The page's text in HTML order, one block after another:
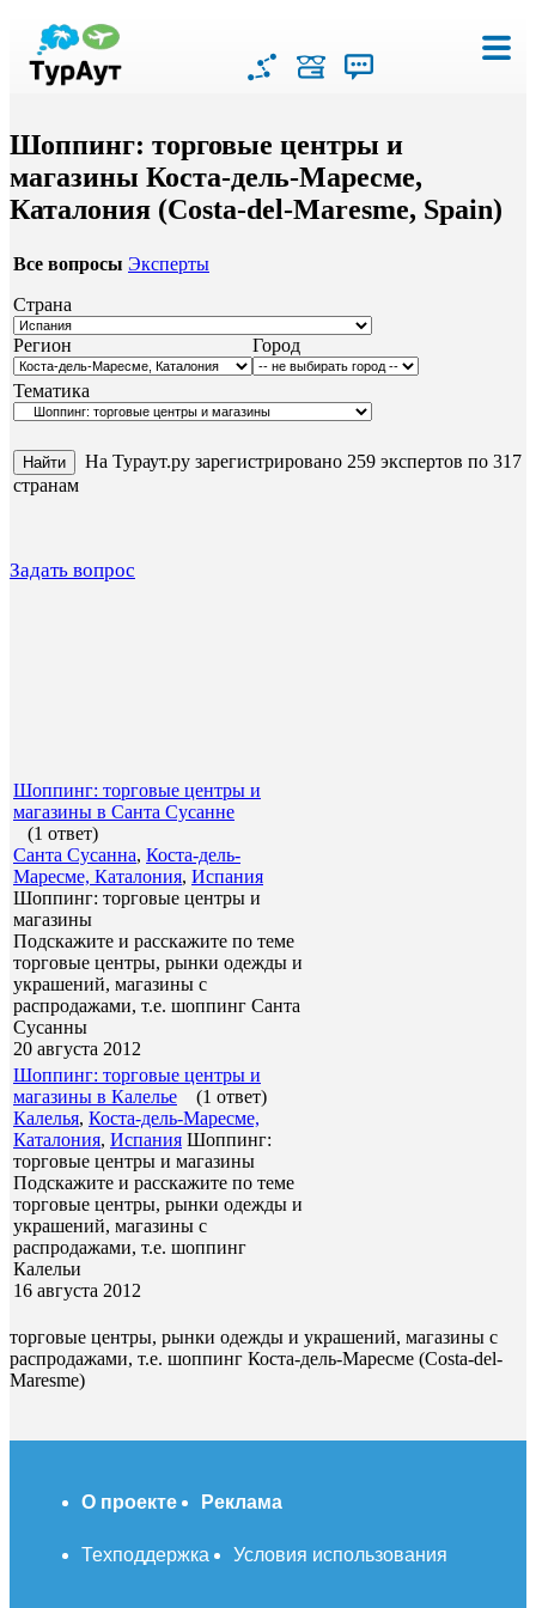
Шоппинг: торговые центры и
магазины Коста-дель-Маресме,
Каталония (Costa-del-Maresme, Spain)
Все вопросы Эксперты
Страна
Регион
Город
Тематика
На Тураут.ру зарегистрировано 259 экспертов по 317
странам
Задать вопрос
Шоппинг: торговые центры и
магазины в Санта Сусанне
(1 ответ)
Санта Сусанна, Коста-дель-
Маресме, Каталония, Испания
Шоппинг: торговые центры и
магазины
Подскажите и расскажите по теме
торговые центры, рынки одежды и
украшений, магазины с
распродажами, т.е. шоппинг Санта
Сусанны
20 августа 2012
Шоппинг: торговые центры и
магазины в Калелье
(1 ответ)
Калелья, Коста-дель-Маресме,
Каталония, Испания Шоппинг:
торговые центры и магазины
Подскажите и расскажите по теме
торговые центры, рынки одежды и
украшений, магазины с
распродажами, т.е. шоппинг
Калельи
16 августа 2012
торговые центры, рынки одежды и украшений, магазины с
распродажами, т.е. шоппинг Коста-дель-Маресме (Costa-del-
Maresme)
О проекте Реклама
Техподдержка Условия использования